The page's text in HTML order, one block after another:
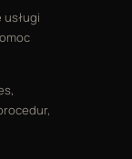
usługi